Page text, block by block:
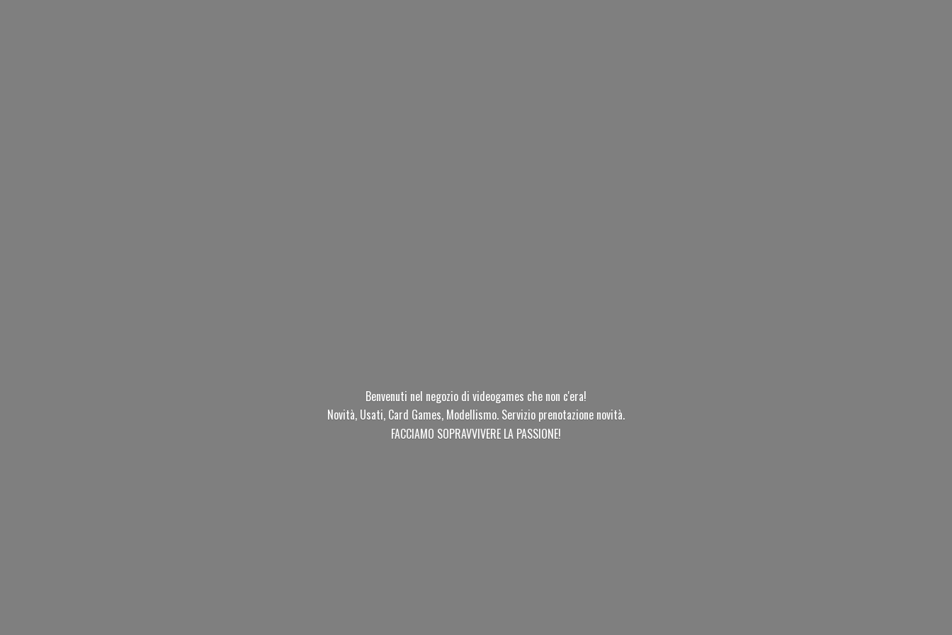
Benvenuti nel negozio di videogames che non c'era!
Novità, Usati, Card Games, Modellismo. Servizio prenotazione novità.
FACCIAMO SOPRAVVIVERE LA PASSIONE!